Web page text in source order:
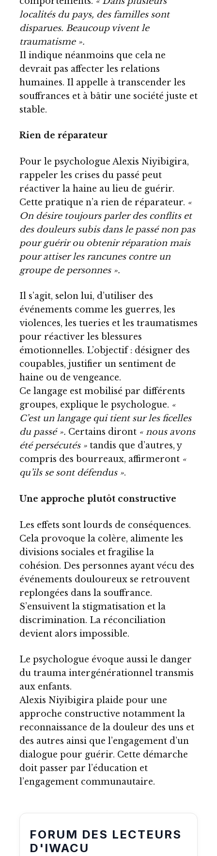
localités du pays, des familles sont
disparues. Beaucoup vivent le
traumatisme ».
Il indique néanmoins que cela ne
devrait pas affecter les relations
humaines. Il appelle à transcender les
souffrances et à bâtir une société juste et
stable.
Rien de réparateur
Pour le psychologue Alexis Niyibigira,
rappeler les crises du passé peut
réactiver la haine au lieu de guérir.
Cette pratique n’a rien de réparateur. «
On désire toujours parler des conflits et
des douleurs subis dans le passé non pas
pour guérir ou obtenir réparation mais
pour attiser les rancunes contre un
groupe de personnes ».
Il s’agit, selon lui, d’utiliser des
événements comme les guerres, les
violences, les tueries et les traumatismes
pour réactiver les blessures
émotionnelles. L’objectif : désigner des
coupables, justifier un sentiment de
haine ou de vengeance.
Ce langage est mobilisé par différents
groupes, explique le psychologue. «
C’est un langage qui tient sur les ficelles
du passé ». Certains diront « nous avons
été persécutés » tandis que d’autres, y
compris des bourreaux, affirmeront «
qu’ils se sont défendus ».
Une approche plutôt constructive
Les effets sont lourds de conséquences.
Cela provoque la colère, alimente les
divisions sociales et fragilise la
cohésion. Des personnes ayant vécu des
événements douloureux se retrouvent
replongées dans la souffrance.
S’ensuivent la stigmatisation et la
discrimination. La réconciliation
devient alors impossible.
Le psychologue évoque aussi le danger
du trauma intergénérationnel transmis
aux enfants.
Alexis Niyibigira plaide pour une
approche constructive notamment la
reconnaissance de la douleur des uns et
des autres ainsi que l’engagement d’un
dialogue pour guérir. Cette démarche
doit passer par l’éducation et
l’engagement communautaire.
FORUM DES LECTEURS
D'IWACU